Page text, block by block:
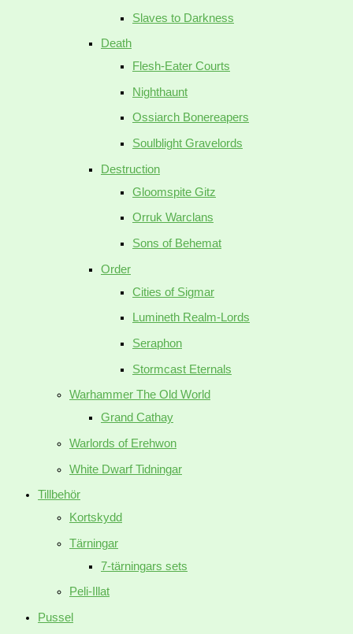
Slaves to Darkness
Death
Flesh-Eater Courts
Nighthaunt
Ossiarch Bonereapers
Soulblight Gravelords
Destruction
Gloomspite Gitz
Orruk Warclans
Sons of Behemat
Order
Cities of Sigmar
Lumineth Realm-Lords
Seraphon
Stormcast Eternals
Warhammer The Old World
Grand Cathay
Warlords of Erehwon
White Dwarf Tidningar
Tillbehör
Kortskydd
Tärningar
7-tärningars sets
Peli-Illat
Pussel